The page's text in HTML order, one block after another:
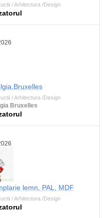
/ Arhitectura /Design
/ Arhitectura /Design
Bruxelles
lemn, PAL, MDF
/ Arhitectura /Design